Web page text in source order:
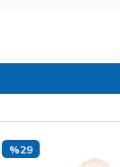
%29